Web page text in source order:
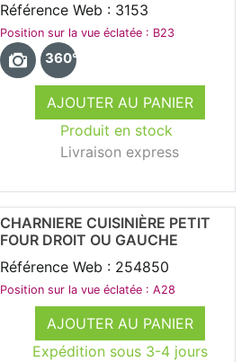
AJOUTER AU PANIER
Produit en stock
Livraison express
Référence Web : 3153
Position sur la vue éclatée : B23
360°
AJOUTER AU PANIER
Expédition sous 3-4 jours
CHARNIERE CUISINIÈRE PETIT
FOUR DROIT OU GAUCHE
Référence Web : 254850
Position sur la vue éclatée : A28